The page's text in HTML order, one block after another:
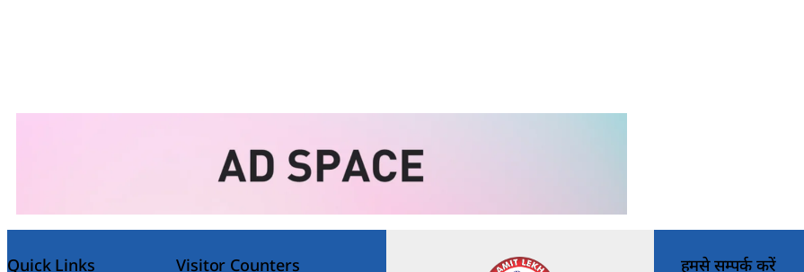
Quick Links Visitor Counters हमसे सम्पर्क करें